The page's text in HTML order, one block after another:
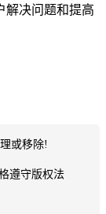
解决问题和提高
或移除!
遵守版权法